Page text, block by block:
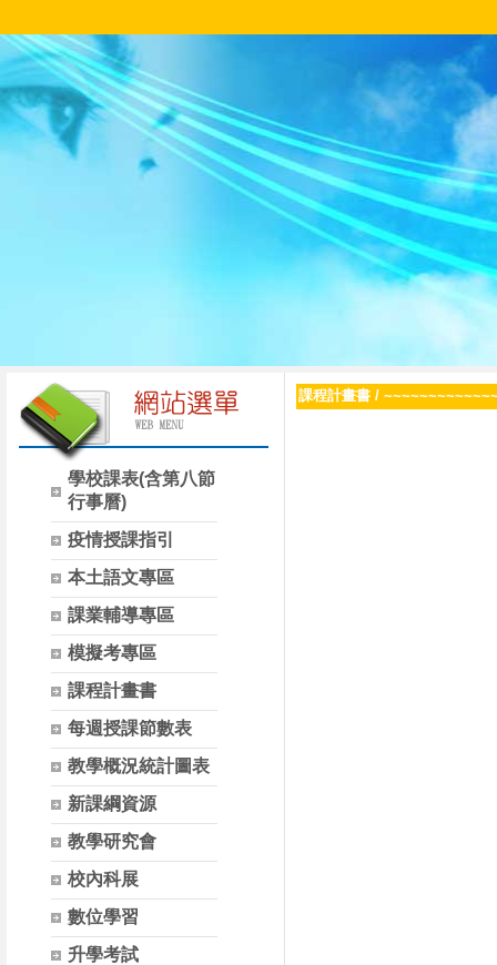
學校課表(含第八節
行事曆)
疫情授課指引
本土語文專區
課業輔導專區
模擬考專區
課程計畫書
每週授課節數表
教學概況統計圖表
新課綱資源
教學研究會
校內科展
數位學習
升學考試
課程計畫書 /